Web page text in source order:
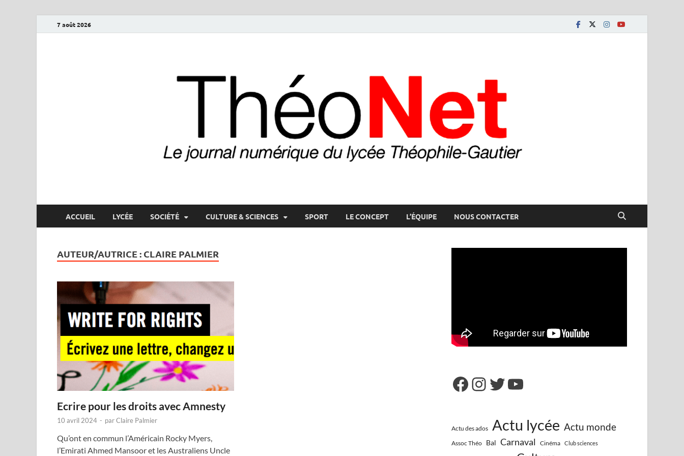
7 août 2026
ThéoNet
ACCUEIL LYCÉE SOCIÉTÉ CULTURE & SCIENCES SPORT LE CONCEPT L’ÉQUIPE NOUS CONTACTER
AUTEUR/AUTRICE : CLAIRE PALMIER
Ecrire pour les droits avec Amnesty
10 avril 2024 - parClaire Palmier
Qu’ont en commun l’Américain Rocky Myers,
l’Emirati Ahmed Mansoor et les Australiens Uncle
Actu des ados Actu lycée Actu monde
Assoc Théo Bal Carnaval Cinéma Club sciences